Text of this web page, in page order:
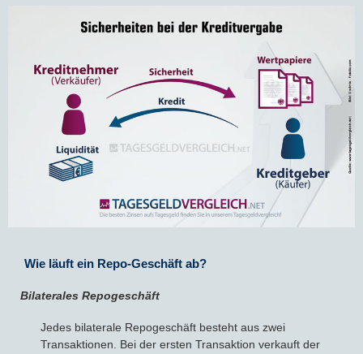
Wie läuft ein Repo-Geschäft ab?
Bilaterales Repogeschäft
Jedes bilaterale Repogeschäft besteht aus zwei
Transaktionen. Bei der ersten Transaktion verkauft der